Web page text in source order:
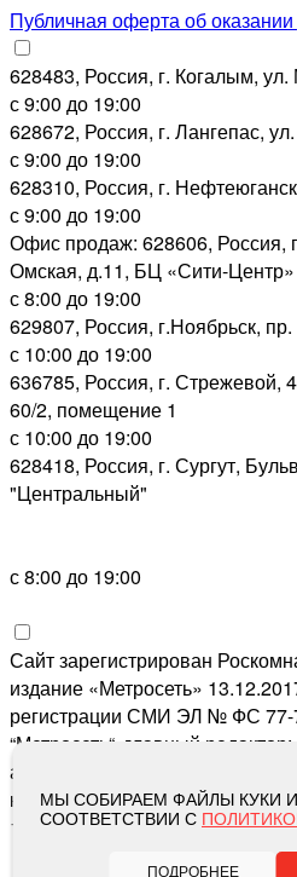
Все новости
Публичная оферта об оказании
628483, Россия, г. Когалым,
с 9:00 до 19:00
628672, Россия, г. Лангепас,
с 9:00 до 19:00
628310, Россия, г.
с 9:00 до 19:00
Офис продаж: 628606, Россия,
Омская, д.11, БЦ «Сити-Центр»
с 8:00 до 19:00
629807, Россия, г.Ноябрьск,
с 10:00 до 19:00
636785, Россия, г. Стрежевой,
60/2, помещение 1
с 10:00 до 19:00
628418, Россия, г. Сургут,
"Центральный"
с 8:00 до 19:00
Сайт зарегистрирован
издание «Метросеть»
регистрации СМИ ЭЛ № ФС 77-
“Метросеть“, главный
адрес электронной почты
номер телефона редакции:
16+
МЫ СОБИРАЕМ ФАЙЛЫ КУКИ
СООТВЕТСТВИИ С
ПОДРОБНЕЕ